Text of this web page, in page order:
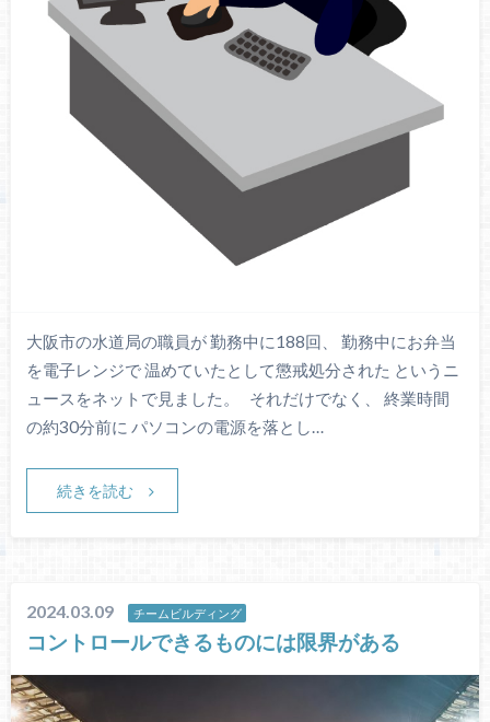
大阪市の水道局の職員が 勤務中に188回、 勤務中にお弁当
を電子レンジで 温めていたとして懲戒処分された というニ
ュースをネットで見ました。 それだけでなく、 終業時間
の約30分前に パソコンの電源を落とし…
続きを読む
2024.03.09 チームビルディング
コントロールできるものには限界がある